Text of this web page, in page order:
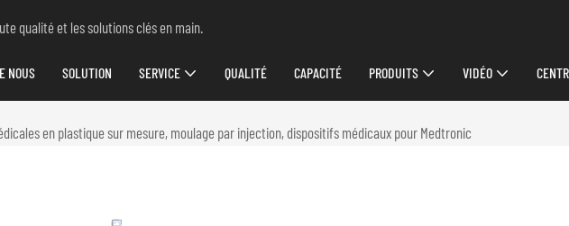
qualité et les solutions clés en main.
NOUS SOLUTION SERVICE QUALITÉ CAPACITÉ PRODUITS VIDÉO
en plastique sur mesure, moulage par injection, dispositifs médicaux pour Medtronic